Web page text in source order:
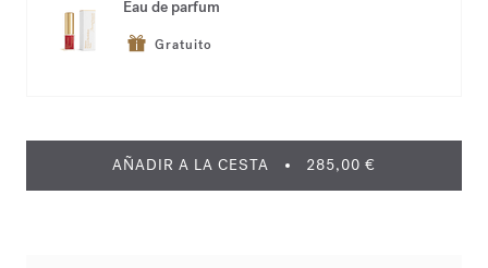
Eau de parfum
Gratuito
AÑADIR A LA CESTA 285,00 €